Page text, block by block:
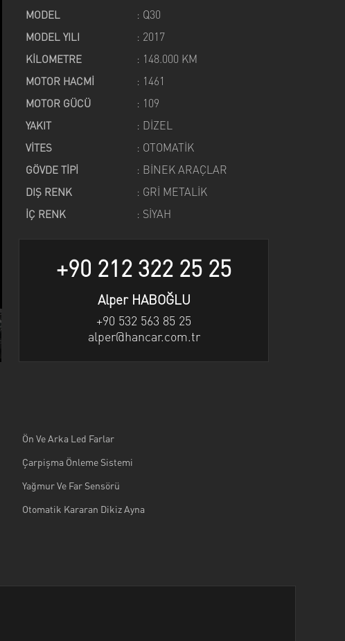
MODEL : Q30
MODEL YILI : 2017
KİLOMETRE : 148.000 KM
MOTOR HACMİ : 1461
MOTOR GÜCÜ : 109
YAKIT : DİZEL
VİTES : OTOMATİK
GÖVDE TİPİ : BİNEK ARAÇLAR
DIŞ RENK : GRİ METALİK
İÇ RENK : SİYAH
+90 212 322 25 25
Alper HABOĞLU
+90 532 563 85 25
alper@hancar.com.tr
Ön Ve Arka Led Farlar
Çarpişma Önleme Sistemi
Yağmur Ve Far Sensörü
Otomatik Kararan Dikiz Ayna